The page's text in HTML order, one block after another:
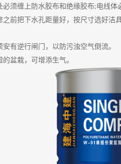
必须缠上防水胶布和绝缘胶布;电线体
之前把下水孔距量好，按尺寸选好洁
有逆行闸门，以防污浊空气倒流。
盆栽，可增添生气。